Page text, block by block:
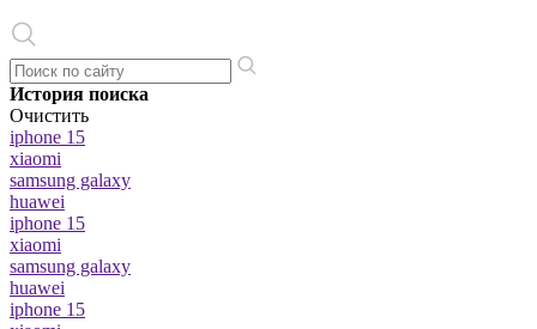
История поиска
Очистить
iphone 15
xiaomi
samsung galaxy
huawei
iphone 15
xiaomi
samsung galaxy
huawei
iphone 15